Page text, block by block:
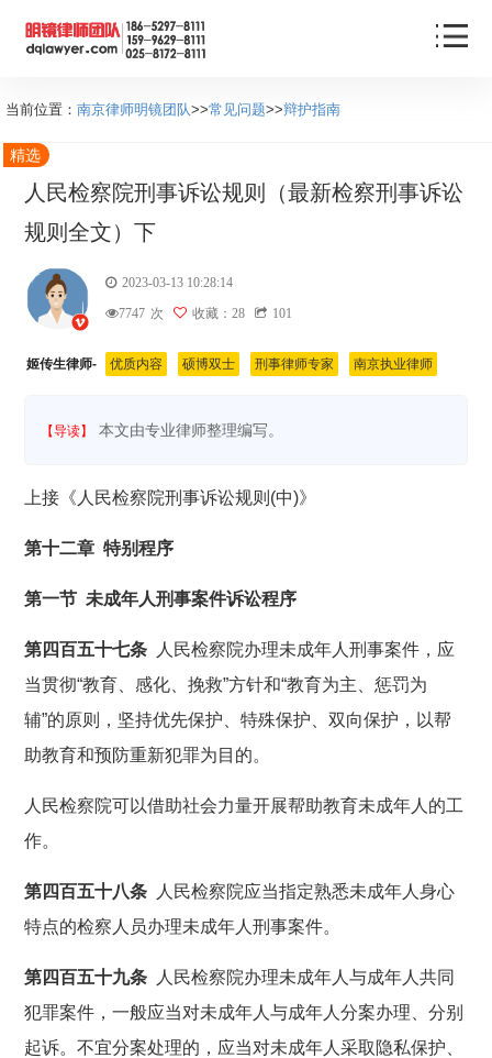
当前位置： 南京律师明镜团队>>常见问题>>辩护指南
精选
人民检察院刑事诉讼规则（最新检察刑事诉讼
规则全文）下
姬传生律师- 优质内容 硕博双士 刑事律师专家 南京执业律师
2023-03-13 10:28:14
7747 次 收藏：28 101
【导读】 本文由专业律师整理编写。
上接《人民检察院刑事诉讼规则(中)》
第十二章 特别程序
第一节 未成年人刑事案件诉讼程序
第四百五十七条 人民检察院办理未成年人刑事案件，应
当贯彻“教育、感化、挽救”方针和“教育为主、惩罚为
辅”的原则，坚持优先保护、特殊保护、双向保护，以帮
助教育和预防重新犯罪为目的。
人民检察院可以借助社会力量开展帮助教育未成年人的工
作。
第四百五十八条 人民检察院应当指定熟悉未成年人身心
特点的检察人员办理未成年人刑事案件。
第四百五十九条 人民检察院办理未成年人与成年人共同
犯罪案件，一般应当对未成年人与成年人分案办理、分别
起诉。不宜分案处理的，应当对未成年人采取隐私保护、